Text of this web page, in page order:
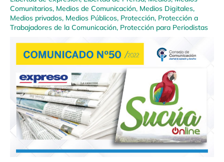
Comunitarios, Medios de Comunicación, Medios Digitales,
Medios privados, Medios Públicos, Protección, Protección a
Trabajadores de la Comunicación, Protección para Periodistas